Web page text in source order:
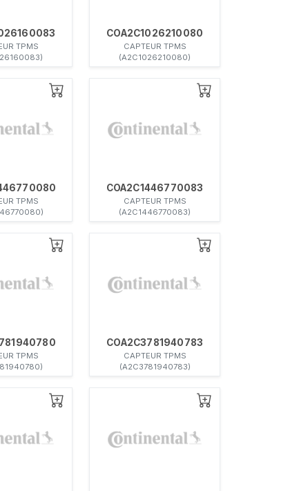
TPMS
COA2C1026210080
CAPTEUR TPMS
(A2C1026210080)
TPMS
COA2C1446770083
CAPTEUR TPMS
(A2C1446770083)
TPMS
COA2C3781940783
CAPTEUR TPMS
(A2C3781940783)